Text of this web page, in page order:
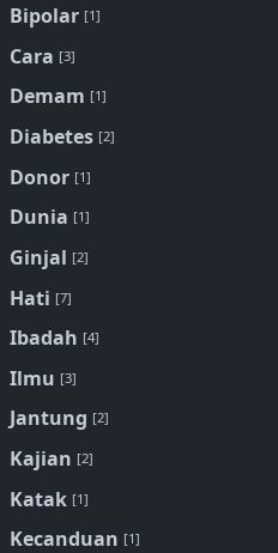
Bipolar [1]
Cara [3]
Demam [1]
Diabetes [2]
Donor [1]
Dunia [1]
Ginjal [2]
Hati [7]
Ibadah [4]
Ilmu [3]
Jantung [2]
Kajian [2]
Katak [1]
Kecanduan [1]